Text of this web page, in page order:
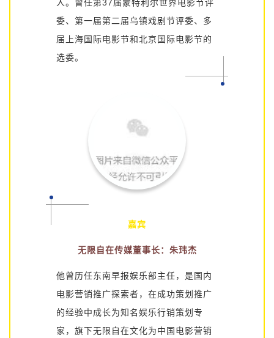
人。 曾任第37届蒙特利尔世界电影节评
委、第一届第二届乌镇戏剧节评委、多
届 上海国际电影节和北京国际电影节的
选委。
嘉宾
无限自在传媒董事长：朱玮杰
他曾历任东南早报娱乐部主任，是国内
电影营销推广探索者，在成功策划推广
的经验中成长为知名娱乐行销策划专
家，旗下无限自在文化为中国电影营销